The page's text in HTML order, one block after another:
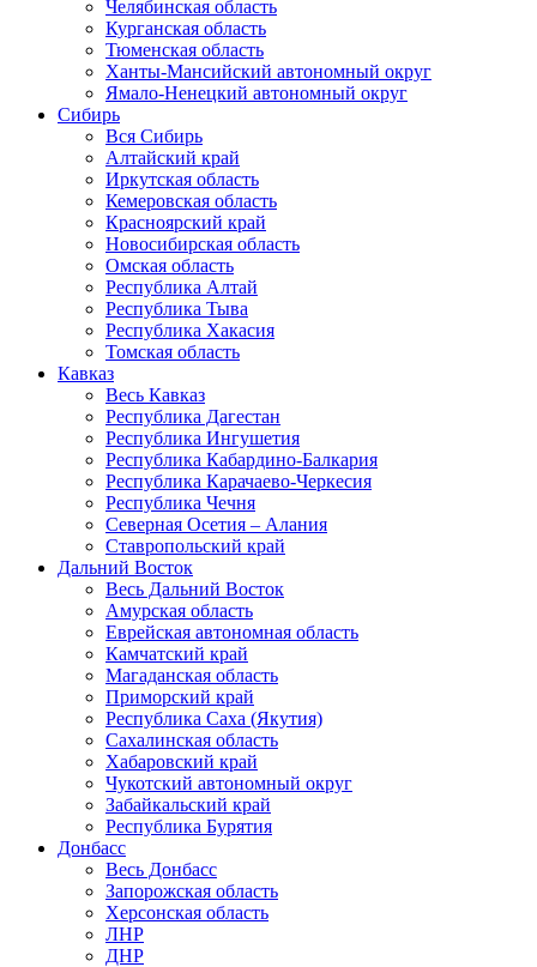
Челябинская область
Курганская область
Тюменская область
Ханты-Мансийский автономный округ
Ямало-Ненецкий автономный округ
Сибирь
Вся Сибирь
Алтайский край
Иркутская область
Кемеровская область
Красноярский край
Новосибирская область
Омская область
Республика Алтай
Республика Тыва
Республика Хакасия
Томская область
Кавказ
Весь Кавказ
Республика Дагестан
Республика Ингушетия
Республика Кабардино-Балкария
Республика Карачаево-Черкесия
Республика Чечня
Северная Осетия – Алания
Ставропольский край
Дальний Восток
Весь Дальний Восток
Амурская область
Еврейская автономная область
Камчатский край
Магаданская область
Приморский край
Республика Саха (Якутия)
Сахалинская область
Хабаровский край
Чукотский автономный округ
Забайкальский край
Республика Бурятия
Донбасс
Весь Донбасс
Запорожская область
Херсонская область
ЛНР
ДНР